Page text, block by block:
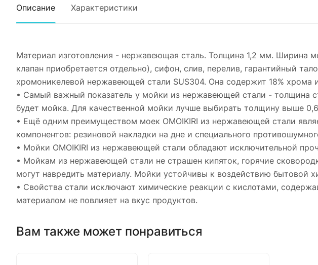
Описание Характеристики
Материал изготовления - нержавеющая сталь. Толщина 1,2 мм. Ширина
клапан приобретается отдельно), сифон, слив, перелив, гарантийный
хромоникелевой нержавеющей стали SUS304. Она содержит 18% хрома
• Самый важный показатель у мойки из нержавеющей стали - толщина
будет мойка. Для качественной мойки лучше выбирать толщину выше
• Ещё одним преимуществом моек OMOIKIRI из нержавеющей стали
компонентов: резиновой накладки на дне и специального
• Мойки OMOIKIRI из нержавеющей стали обладают исключительной
• Мойкам из нержавеющей стали не страшен кипяток, горячие
могут навредить материалу. Мойки устойчивы к воздействию бытовой
• Свойства стали исключают химические реакции с кислотами,
материалом не повлияет на вкус продуктов.
Вам также может понравиться